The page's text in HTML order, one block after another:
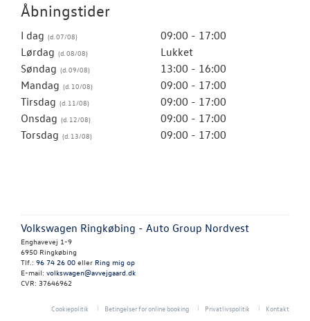
Åbningstider
I dag
09:00 - 17:00
Lørdag
Lukket
Søndag
13:00 - 16:00
Mandag
09:00 - 17:00
Tirsdag
09:00 - 17:00
Onsdag
09:00 - 17:00
Torsdag
09:00 - 17:00
Volkswagen Ringkøbing - Auto Group Nordvest
Enghavevej 1-9
6950 Ringkøbing
Tlf.: 96 74 26 00 eller Ring mig op
E-mail: volkswagen@avvejgaard.dk
CVR: 37646962
Cookiepolitik Betingelser for online booking Privatlivspolitik Kontakt